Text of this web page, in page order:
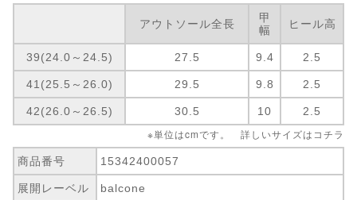
アウトソール全長
甲
幅
ヒール高
39(24.0～24.5) 27.5 9.4 2.5
41(25.5～26.0) 29.5 9.8 2.5
42(26.0～26.5) 30.5 10 2.5
※単位はcmです。 詳しいサイズは コチラ
商品番号 15342400057
展開レーベル balcone